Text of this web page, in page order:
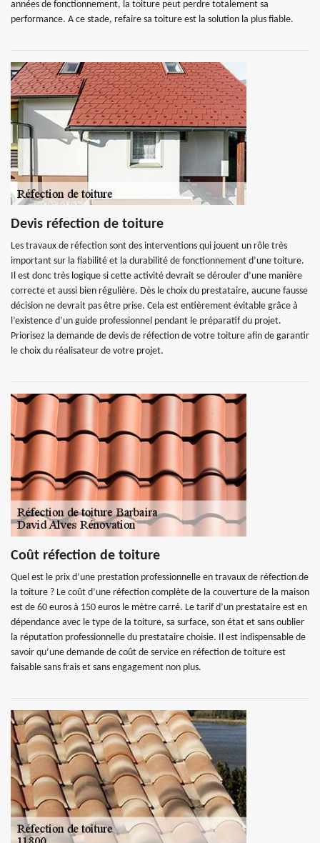
années de fonctionnement, la toiture peut perdre totalement sa
performance. A ce stade, refaire sa toiture est la solution la plus fiable.
Devis réfection de toiture
Les travaux de réfection sont des interventions qui jouent un rôle très
important sur la fiabilité et la durabilité de fonctionnement d’une toiture.
Il est donc très logique si cette activité devrait se dérouler d’une manière
correcte et aussi bien régulière. Dès le choix du prestataire, aucune fausse
décision ne devrait pas être prise. Cela est entièrement évitable grâce à
l’existence d’un guide professionnel pendant le préparatif du projet.
Priorisez la demande de devis de réfection de votre toiture afin de garantir
le choix du réalisateur de votre projet.
Coût réfection de toiture
Quel est le prix d’une prestation professionnelle en travaux de réfection de
la toiture ? Le coût d’une réfection complète de la couverture de la maison
est de 60 euros à 150 euros le mètre carré. Le tarif d’un prestataire est en
dépendance avec le type de la toiture, sa surface, son état et sans oublier
la réputation professionnelle du prestataire choisie. Il est indispensable de
savoir qu’une demande de coût de service en réfection de toiture est
faisable sans frais et sans engagement non plus.